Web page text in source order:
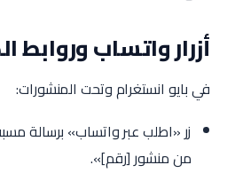
أزرار واتساب وروابط
في بايو انستغرام وتحت المنشورات:
زر «اطلب عبر واتساب» برسالة
من منشور [رقم]».